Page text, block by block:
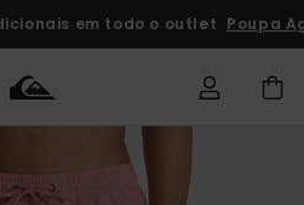
em todo o outlet Poupa
Shop